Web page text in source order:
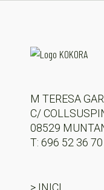
M TERESA
C/
08529
T: 696 52 36 70